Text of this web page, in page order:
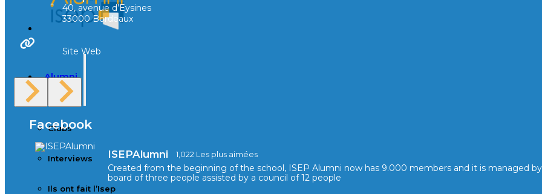
Alumni
Clubs
Interviews
Ils ont fait l’Isep
40, avenue d’Eysines
33000 Bordeaux
Site Web
Facebook
ISEPAlumni 1,022 Les plus aimées
Created from the beginning of the school, ISEP Alumni now has 9.000 members and it is managed
board of three people assisted by a council of 12 people